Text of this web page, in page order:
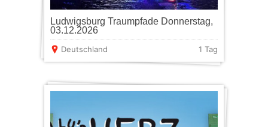
Ludwigsburg Traumpfade Donnerstag,
03.12.2026
Deutschland 1 Tag